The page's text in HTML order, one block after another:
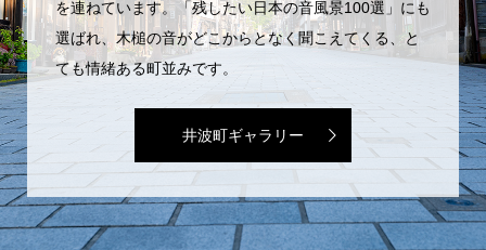
を連ねています。「残したい日本の音風景100選」にも
選ばれ、木槌の音がどこからとなく聞こえてくる、と
ても情緒ある町並みです。
井波町ギャラリー